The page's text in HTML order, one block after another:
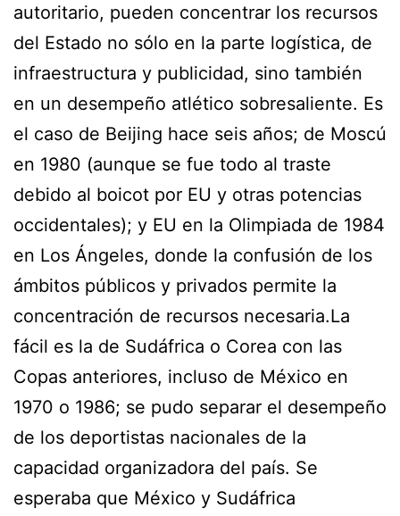
autoritario, pueden concentrar los recursos
del Estado no sólo en la parte logística, de
infraestructura y publicidad, sino también
en un desempeño atlético sobresaliente. Es
el caso de Beijing hace seis años; de Moscú
en 1980 (aunque se fue todo al traste
debido al boicot por EU y otras potencias
occidentales); y EU en la Olimpiada de 1984
en Los Ángeles, donde la confusión de los
ámbitos públicos y privados permite la
concentración de recursos necesaria.La
fácil es la de Sudáfrica o Corea con las
Copas anteriores, incluso de México en
1970 o 1986; se pudo separar el desempeño
de los deportistas nacionales de la
capacidad organizadora del país. Se
esperaba que México y Sudáfrica